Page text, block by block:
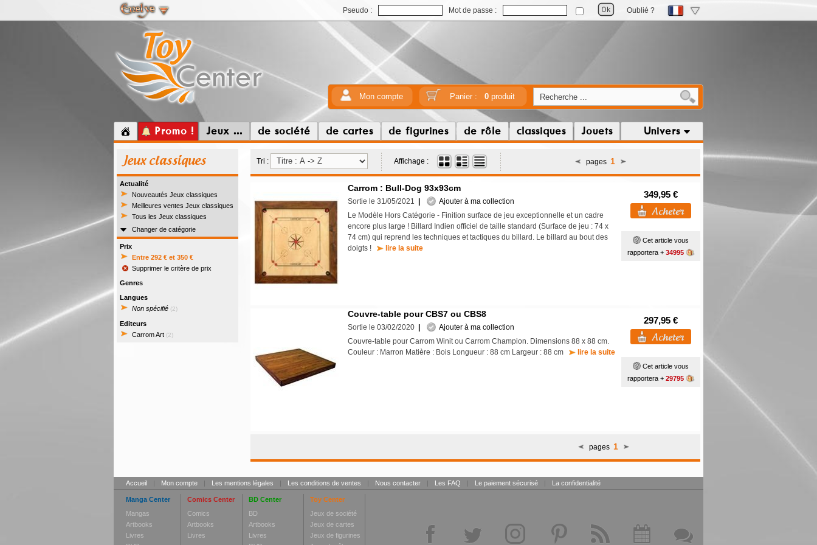
Pseudo : Mot de passe : Oublié ?
Mon compte Panier : 0produit
Promo ! Jeux ... de société de cartes de figurines de rôle classiques Jouets Univers
Jeux classiques
Actualité
Nouveautés Jeux classiques
Meilleures ventes Jeux classiques
Tous les Jeux classiques
Changer de catégorie
Prix
Entre 292 € et 350 €
Supprimer le critère de prix
Genres
Langues
Non spécifié (2)
Editeurs
Carrom Art (2)
Tri : Affichage : pages 1
Carrom : Bull-Dog 93x93cm
Sortie le 31/05/2021
Ajouter à ma collection
Le Modèle Hors Catégorie - Finition surface de jeu exceptionnelle et un cadre
encore plus large ! Billard Indien officiel de taille standard (Surface de jeu : 74 x
74 cm) qui reprend les techniques et tactiques du billard. Le billard au bout des
doigts !
lire la suite
349,95 €
Cet article vous
rapportera + 34995
Couvre-table pour CBS7 ou CBS8
Sortie le 03/02/2020
Ajouter à ma collection
Couvre-table pour Carrom Winit ou Carrom Champion. Dimensions 88 x 88 cm.
Couleur : Marron Matière : Bois Longueur : 88 cm Largeur : 88 cm
lire la suite
297,95 €
Cet article vous
rapportera + 29795
pages 1
Accueil | Mon compte | Les mentions légales | Les conditions de ventes | Nous contacter | Les FAQ | Le paiement sécurisé | La confidentialité
Manga Center
Mangas
Artbooks
Livres
Comics Center
Comics
Artbooks
Livres
BD Center
BD
Artbooks
Livres
Toy Center
Jeux de société
Jeux de cartes
Jeux de figurines